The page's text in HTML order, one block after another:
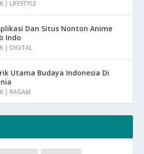
| LIFESTYLE
Dan Situs Nonton Anime
Indo
| DIGITAL
Utama Budaya Indonesia Di
| RAGAM